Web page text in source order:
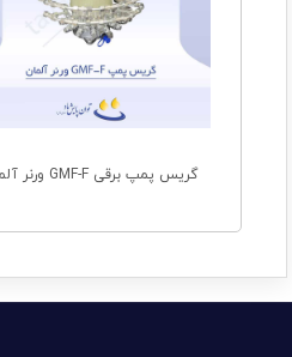
گریس پمپ برقی GMF-F ورنر آلمان